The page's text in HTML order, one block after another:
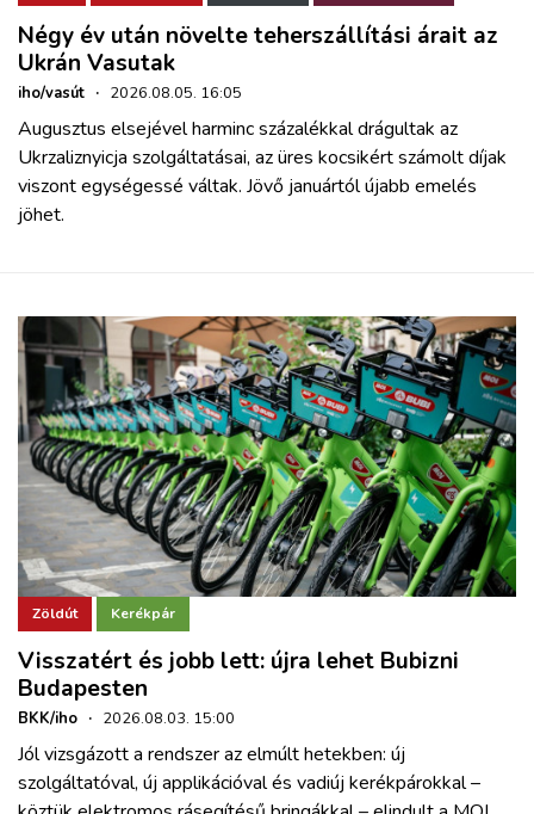
Négy év után növelte teherszállítási árait az
Ukrán Vasutak
iho/vasút · 2026.08.05. 16:05
Augusztus elsejével harminc százalékkal drágultak az
Ukrzaliznyicja szolgáltatásai, az üres kocsikért számolt díjak
viszont egységessé váltak. Jövő januártól újabb emelés
jöhet.
Zöldút Kerékpár
Visszatért és jobb lett: újra lehet Bubizni
Budapesten
BKK/iho · 2026.08.03. 15:00
Jól vizsgázott a rendszer az elmúlt hetekben: új
szolgáltatóval, új applikációval és vadiúj kerékpárokkal –